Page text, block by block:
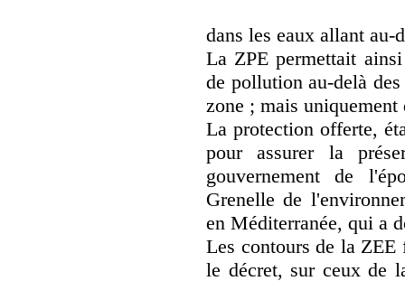
dans les eaux allant
La ZPE permettait
de pollution au-delà
zone ; mais
La protection offerte,
pour assurer la
gouvernement de
Grenelle de
en Méditerranée, qui a
Les contours de la ZEE
le décret, sur ceux de